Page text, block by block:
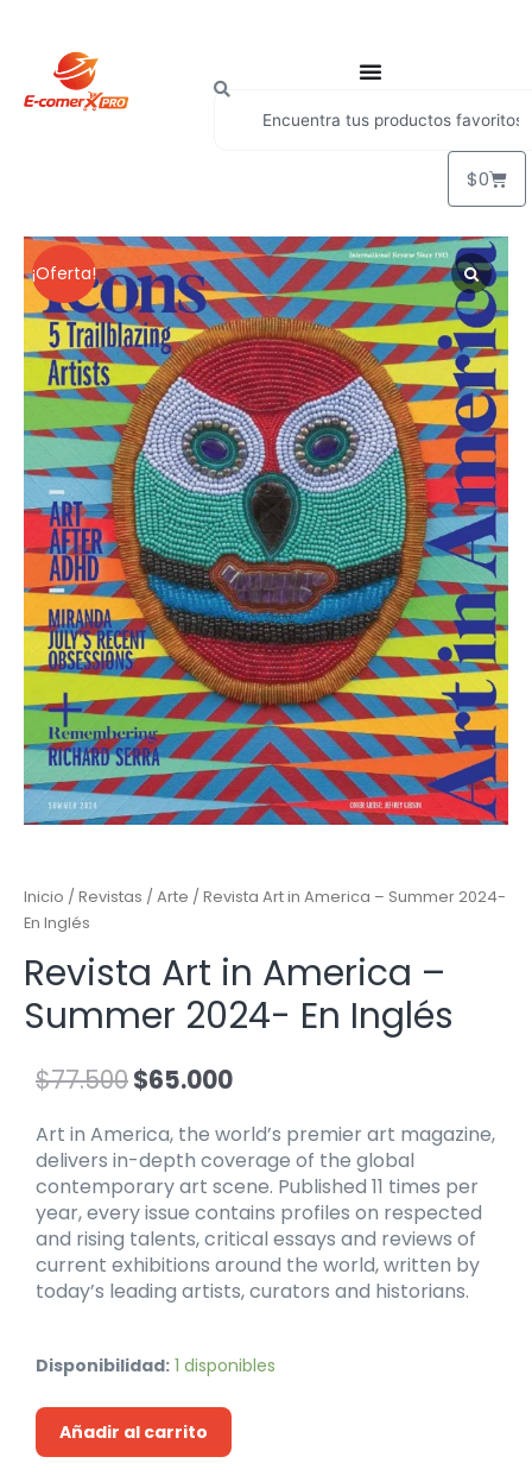
$0
¡Oferta!
Inicio /Revistas /Arte / Revista Art in America – Summer 2024-
En Inglés
Revista Art in America –
Summer 2024- En Inglés
$77.500$65.000
Art in America, the world’s premier art magazine,
delivers in-depth coverage of the global
contemporary art scene. Published 11 times per
year, every issue contains profiles on respected
and rising talents, critical essays and reviews of
current exhibitions around the world, written by
today’s leading artists, curators and historians.
Disponibilidad: 1 disponibles
Añadir al carrito